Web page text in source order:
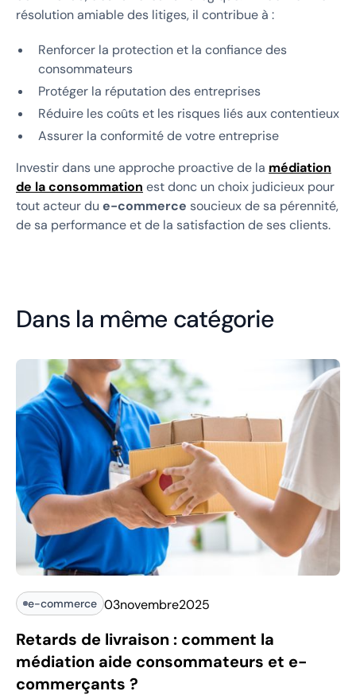
résolution amiable des litiges, il contribue à :
Renforcer la protection et la confiance des
consommateurs
Protéger la réputation des entreprises
Réduire les coûts et les risques liés aux contentieux
Assurer la conformité de votre entreprise
Investir dans une approche proactive de la médiation
de la consommation est donc un choix judicieux pour
tout acteur du e-commerce soucieux de sa pérennité,
de sa performance et de la satisfaction de ses clients.
Dans la même catégorie
e-commerce 03novembre2025
Retards de livraison : comment la
médiation aide consommateurs et e-
commerçants ?